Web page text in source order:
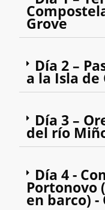
Grove
Día 2 –
a la Isla de
Día 3 –
del río
Día 4 -
Portonovo
en barco) -